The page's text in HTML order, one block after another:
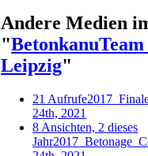
Andere Medien
"
Leipzig"
21 Aufrufe
24th, 2021
8 Ansichten, 2 dieses
Jahr